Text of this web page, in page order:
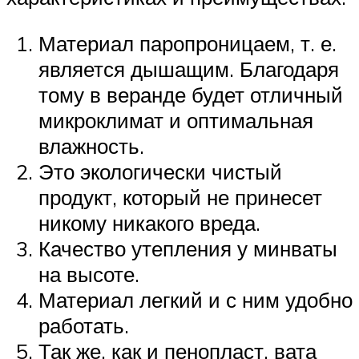
Материал паропроницаем, т. е.
является дышащим. Благодаря
тому в веранде будет отличный
микроклимат и оптимальная
влажность.
Это экологически чистый
продукт, который не принесет
никому никакого вреда.
Качество утепления у минваты
на высоте.
Материал легкий и с ним удобно
работать.
Так же, как и пенопласт, вата